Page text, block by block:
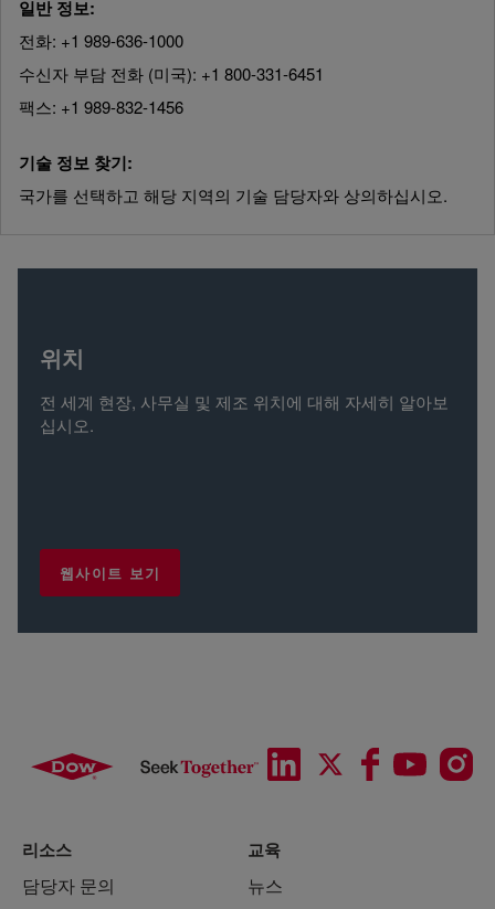
일반 정보:
전화: +1 989-636-1000
수신자 부담 전화 (미국): +1 800-331-6451
팩스: +1 989-832-1456
기술 정보 찾기:
국가를 선택하고 해당 지역의 기술 담당자와 상의하십시오.
위치
전 세계 현장, 사무실 및 제조 위치에 대해 자세히 알아보
십시오.
웹사이트 보기
리소스
담당자 문의
교육
뉴스